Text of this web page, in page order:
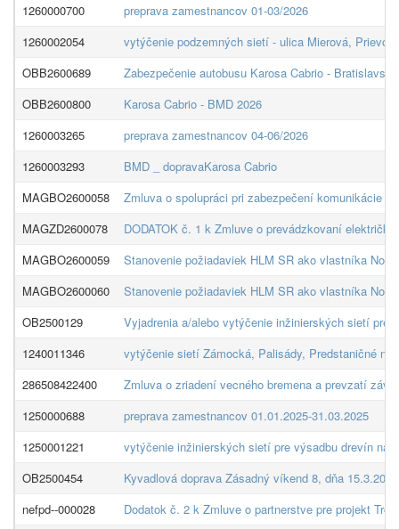
1260000700
preprava zamestnancov 01-03/2026
1260002054
vytýčenie podzemných sietí - ulica Mierová,
OBB2600689
Zabezpečenie autobusu Karosa Cabrio -
OBB2600800
Karosa Cabrio - BMD 2026
1260003265
preprava zamestnancov 04-06/2026
1260003293
BMD _ dopravaKarosa Cabrio
MAGBO2600058
Zmluva o spolupráci pri zabezpečení komunikácie
MAGZD2600078
DODATOK č. 1 k Zmluve o prevádzkovaní
MAGBO2600059
Stanovenie požiadaviek HLM SR ako vlastníka
MAGBO2600060
Stanovenie požiadaviek HLM SR ako vlastníka
OB2500129
Vyjadrenia a/alebo vytýčenie inžinierských sietí pre
1240011346
vytýčenie sietí Zámocká, Palisády, Predstaničné
286508422400
Zmluva o zriadení vecného bremena a prevzatí
1250000688
preprava zamestnancov 01.01.2025-31.03.2025
1250001221
vytýčenie inžinierských sietí pre výsadbu drevín na
OB2500454
Kyvadlová doprava Zásadný víkend 8, dňa
nefpd--000028
Dodatok č. 2 k Zmluve o partnerstve pre projekt